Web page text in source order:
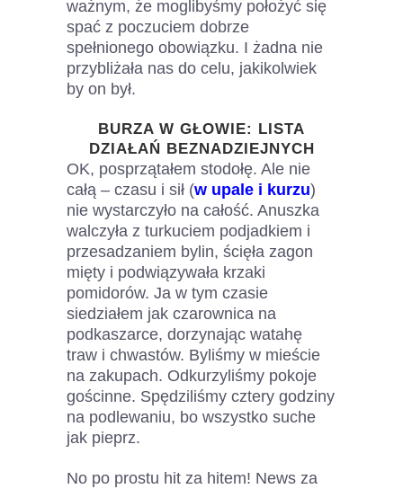
ważnym, że moglibyśmy położyć się
spać z poczuciem dobrze
spełnionego obowiązku. I żadna nie
przybliżała nas do celu, jakikolwiek
by on był.
BURZA W GŁOWIE: LISTA
DZIAŁAŃ BEZNADZIEJNYCH
OK, posprzątałem stodołę. Ale nie
całą – czasu i sił (w upale i kurzu)
nie wystarczyło na całość. Anuszka
walczyła z turkuciem podjadkiem i
przesadzaniem bylin, ścięła zagon
mięty i podwiązywała krzaki
pomidorów. Ja w tym czasie
siedziałem jak czarownica na
podkaszarce, dorzynając watahę
traw i chwastów. Byliśmy w mieście
na zakupach. Odkurzyliśmy pokoje
gościnne. Spędziliśmy cztery godziny
na podlewaniu, bo wszystko suche
jak pieprz.
No po prostu hit za hitem! News za